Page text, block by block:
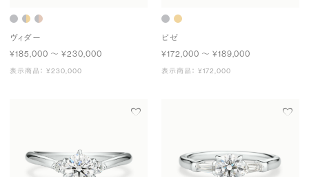
ヴィダー
¥185,000 〜 ¥230,000
表示商品： ¥230,000
ビゼ
¥172,000 〜 ¥189,000
表示商品： ¥172,000